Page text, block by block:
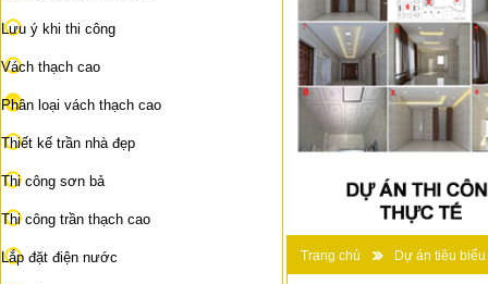
Lưu ý khi thi công
Vách thạch cao
Phân loại vách thạch cao
Thiết kế trần nhà đẹp
Thi công sơn bả
Thi công trần thạch cao
Lắp đặt điện nước Trang chủ Dự án tiêu biểu